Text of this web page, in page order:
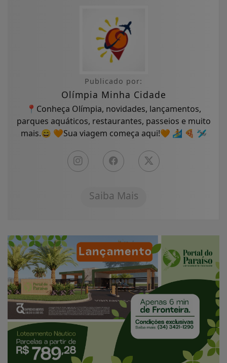
Publicado por:
Olímpia Minha Cidade
📍Conheça Olímpia, novidades, lançamentos,
parques aquáticos, restaurantes, passeios e muito
mais.😄 🧡Sua viagem começa aqui!🧡 🏄 🍕 🛩
Saiba Mais